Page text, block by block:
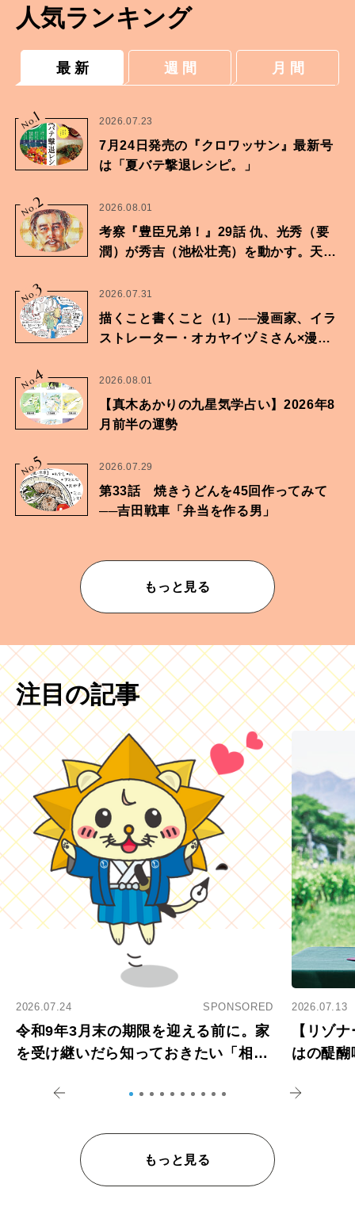
人気ランキング
最 新 週 間 月 間
No.
1 2026.07.23
7月24日発売の『クロワッサン』最新号
は「夏バテ撃退レシピ。」
No.2 2026.08.01
考察『豊臣兄弟！』29話 仇、光秀（要
潤）が秀吉（池松壮亮）を動かす。天下
No.
3 2026.07.31
描くこと書くこと（1）──漫画家、イラ
ストレーター・オカヤイヅミさん×漫画
No.
4 2026.08.01
【真木あかりの九星気学占い】2026年8
月前半の運勢
No.
5 2026.07.29
第33話 焼きうどんを45回作ってみて
──吉田戦車「弁当を作る男」
もっと見る
注目の記事
2026.07.24 SPONSORED
令和9年3月末の期限を迎える前に。家
を受け継いだら知っておきたい「相続
2026.07.13
【リゾ
はの醍
もっと見る